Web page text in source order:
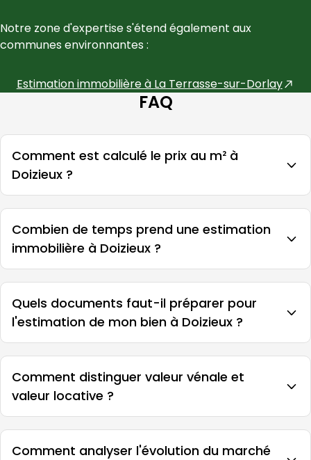
Notre zone d'expertise s'étend également aux
communes environnantes :
Estimation immobilière à La Terrasse-sur-Dorlay
FAQ
Comment est calculé le prix au m² à
Doizieux ?
Combien de temps prend une estimation
immobilière à Doizieux ?
Quels documents faut-il préparer pour
l'estimation de mon bien à Doizieux ?
Comment distinguer valeur vénale et
valeur locative ?
Comment analyser l'évolution du marché